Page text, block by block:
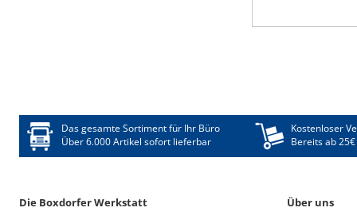
Das gesamte Sortiment für Ihr Büro
Über 6.000 Artikel sofort lieferbar
Kostenloser
Bereits ab
Die Boxdorfer Werkstatt
Über uns